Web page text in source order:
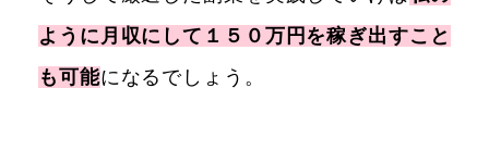
ように月収にして１５０万円を稼ぎ出すこと
も可能になるでしょう。